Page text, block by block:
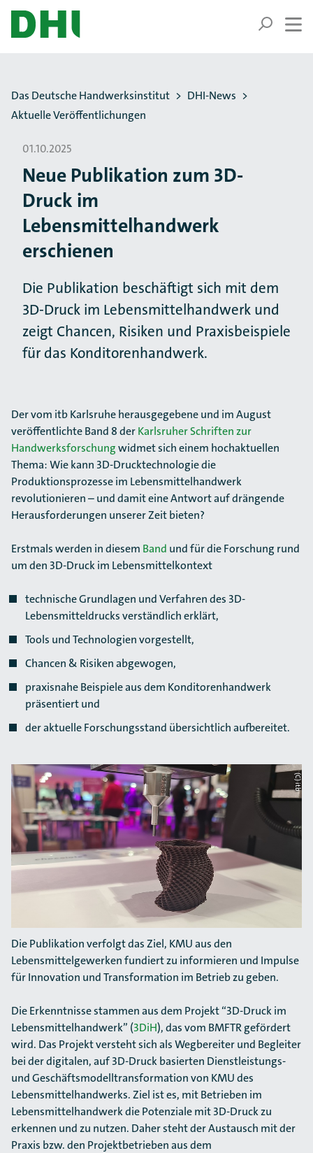
ZUM HAUPTINHALT SPRINGEN
ZUR SUCHE SPRINGEN
Sie befinden sich hier:
Das Deutsche Handwerksinstitut
DHI-News
Aktuelle Veröffentlichungen
01.10.2025
Neue Publikation zum 3D-
Druck im
Lebensmittelhandwerk
erschienen
Die Publikation beschäftigt sich mit dem
3D-Druck im Lebensmittelhandwerk und
zeigt Chancen, Risiken und Praxisbeispiele
für das Konditorenhandwerk.
Der vom itb Karlsruhe herausgegebene und im August
veröffentlichte Band 8 derKarlsruher Schriften zur
Handwerksforschungwidmet sich einem hochaktuellen
Thema: Wie kann 3D-Drucktechnologie die
Produktionsprozesse im Lebensmittelhandwerk
revolutionieren – und damit eine Antwort auf drängende
Herausforderungen unserer Zeit bieten?
Erstmals werden in diesem Band und für die Forschung rund
um den 3D-Druck im Lebensmittelkontext
technische Grundlagen und Verfahren des 3D-
Lebensmitteldrucks verständlich erklärt,
Tools und Technologien vorgestellt,
Chancen & Risiken abgewogen,
praxisnahe Beispiele aus dem Konditorenhandwerk
präsentiert und
der aktuelle Forschungsstand übersichtlich aufbereitet.
(C) itb
Die Publikation verfolgt das Ziel, KMU aus den
Lebensmittelgewerken fundiert zu informieren und Impulse
für Innovation und Transformation im Betrieb zu geben.
Die Erkenntnisse stammen aus dem Projekt “3D-Druck im
Lebensmittelhandwerk” (3DiH), das vom BMFTR gefördert
wird. Das Projekt versteht sich als Wegbereiter und Begleiter
bei der digitalen, auf 3D-Druck basierten Dienstleistungs-
und Geschäftsmodelltransformation von KMU des
Lebensmittelhandwerks. Ziel ist es, mit Betrieben im
Lebensmittelhandwerk die Potenziale mit 3D-Druck zu
erkennen und zu nutzen. Daher steht der Austausch mit der
Praxis bzw. den Projektbetrieben aus dem